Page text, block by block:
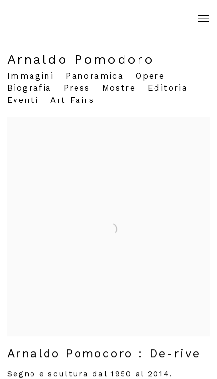
Arnaldo Pomodoro
Immagini Panoramica
Opere
Biografia
Press Mostre
Editoria
Eventi
Art Fairs
Arnaldo Pomodoro : De-rive
Segno e scultura dal 1950 al 2014.